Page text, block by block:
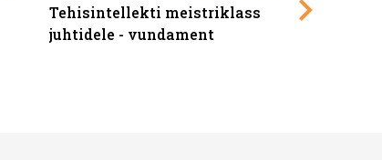
Tehisintellekti meistriklass
juhtidele - vundament